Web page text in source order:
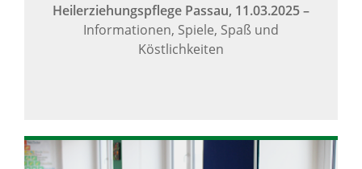
Heilerziehungspflege Passau, 11.03.2025–
Informationen, Spiele, Spaß und
Köstlichkeiten